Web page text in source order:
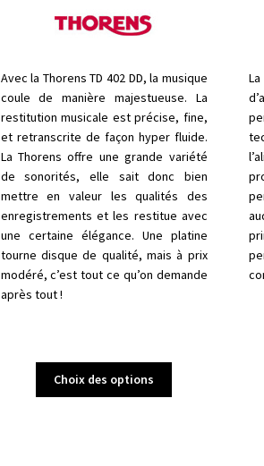
Avec la Thorens TD 402 DD, la musique
coule de manière majestueuse. La
restitution musicale est précise, fine,
et retranscrite de façon hyper fluide.
La Thorens offre une grande variété
de sonorités, elle sait donc bien
mettre en valeur les qualités des
enregistrements et les restitue avec
une certaine élégance. Une platine
tourne disque de qualité, mais à prix
modéré, c’est tout ce qu’on demande
après tout !
Choix des options